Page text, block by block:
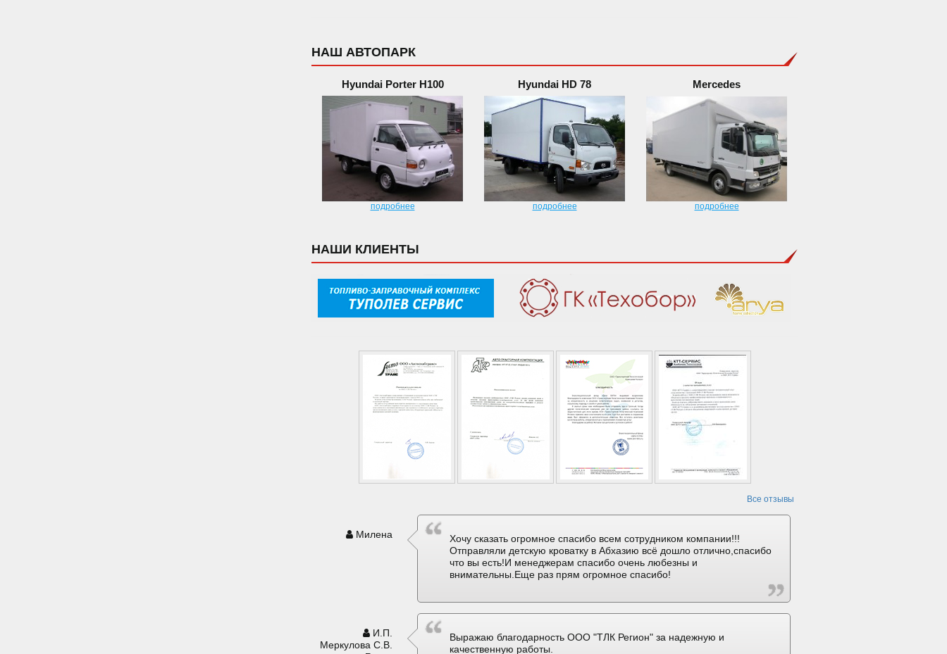
НАШ АВТОПАРК
Hyundai Porter H100
подробнее
Hyundai HD 78
подробнее
Mercedes
подробнее
НАШИ КЛИЕНТЫ
Все отзывы
Милена
Хочу сказать огромное спасибо всем сотрудником компании!!!
Отправляли детскую кроватку в Абхазию всё дошло отлично,спасибо
что вы есть!И менеджерам спасибо очень любезны и
внимательны.Еще раз прям огромное спасибо!
И.П.
Меркулова С.В.
Выражаю благодарность ООО "ТЛК Регион" за надежную и
качественную работы.